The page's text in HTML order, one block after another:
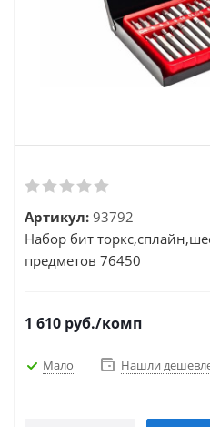
Артикул: 93792
Набор бит
предметов 76450
1 610 руб./комп
Мало Нашли